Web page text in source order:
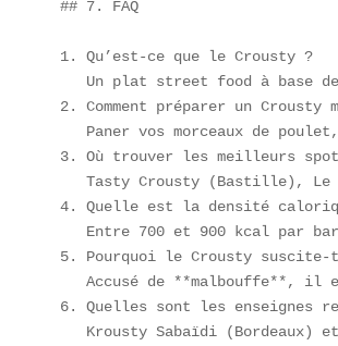
## 7. FAQ
1. Qu’est-ce que le Crousty ?
Un plat street food à base
2. Comment préparer un Crousty
Paner vos morceaux de
3. Où trouver les meilleurs
Tasty Crousty (Bastille),
4. Quelle est la densité
Entre 700 et 900 kcal par
5. Pourquoi le Crousty
Accusé de **malbouffe**, il
6. Quelles sont les enseignes
Krousty Sabaïdi (Bordeaux)